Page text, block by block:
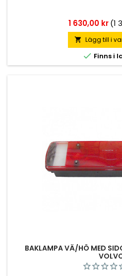
Pris
1 630,00 kr(1
 Lägg till i
 Finns i
BAKLAMPA VÄ/HÖ MED